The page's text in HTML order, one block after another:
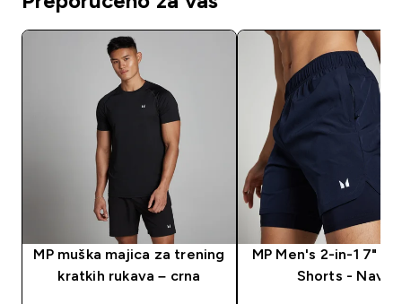
MP muška majica za trening
kratkih rukava – crna
MP Men's 2-in-1 7"
Shorts - Navy